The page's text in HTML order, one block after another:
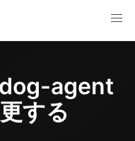
agent
する